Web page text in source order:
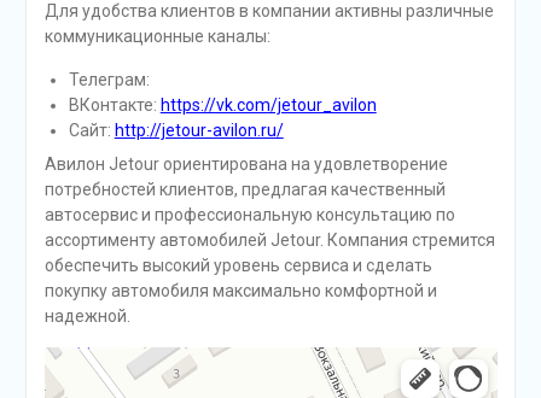
Для удобства клиентов в компании активны различные
коммуникационные каналы:
Телеграм:
ВКонтакте: https://vk.com/jetour_avilon
Сайт: http://jetour-avilon.ru/
Авилон Jetour ориентирована на удовлетворение
потребностей клиентов, предлагая качественный
автосервис и профессиональную консультацию по
ассортименту автомобилей Jetour. Компания стремится
обеспечить высокий уровень сервиса и сделать
покупку автомобиля максимально комфортной и
надежной.